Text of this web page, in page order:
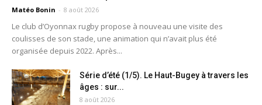
Matéo Bonin - 8 août 2026
Le club d’Oyonnax rugby propose à nouveau une visite des
coulisses de son stade, une animation qui n’avait plus été
organisée depuis 2022. Après...
Série d’été (1/5). Le Haut-Bugey à travers les
âges : sur...
8 août 2026